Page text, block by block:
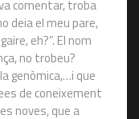
comentar, troba
deia el meu pare,
eh?”. El nom
no trobeu?
genòmica,…i que
de coneixement
noves, que a